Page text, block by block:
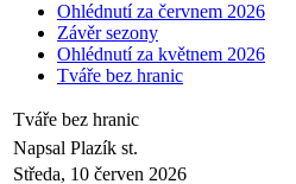
Ohlédnutí za červnem 2026
Závěr sezony
Ohlédnutí za květnem 2026
Tváře bez hranic
Tváře bez hranic
Napsal Plazík st.
Středa, 10 červen 2026